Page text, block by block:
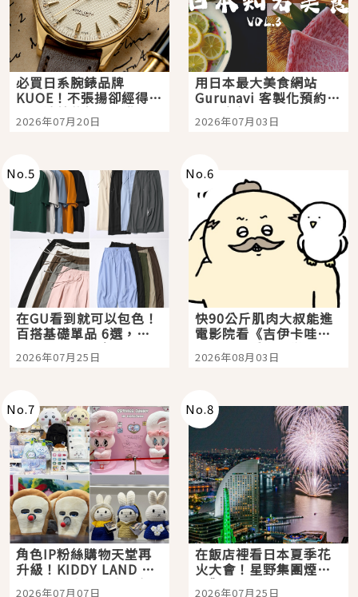
必買日系腕錶品牌
KUOE！不張揚卻經得起
時間洗鍊的經典之作五
選
2026年07月20日
用日本最大美食網站
Gurunavi 客製化預約九
大都市餐廳，打造專屬
美食體驗！
2026年07月03日
No.5
在GU看到就可以包色！
百搭基礎單品 6選，閉
眼全收也不心疼
2026年07月25日
No.6
快90公斤肌肉大叔能進
電影院看《吉伊卡哇》
嗎？日本重金屬樂團
「打首」會長與nagano
2026年08月03日
No.7
角色IP粉絲購物天堂再
升級！KIDDY LAND 原
宿店吉伊卡哇迎客，新
2026年07月07日
No.8
在飯店裡看日本夏季花
火大會！星野集團煙火
景觀飯店6選，讓你不用
2026年07月25日